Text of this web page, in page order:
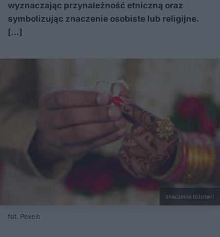
wyznaczając przynależność etniczną oraz
symbolizując znaczenie osobiste lub religijne.
[…]
znaczenie biżuterii
fot. Pexels